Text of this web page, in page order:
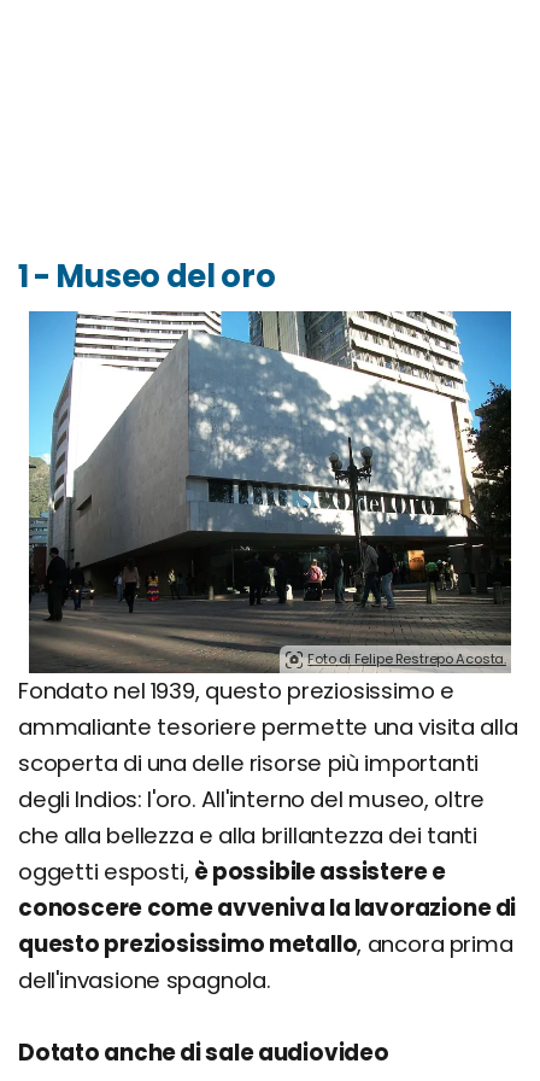
1 - Museo del oro
Foto di Felipe Restrepo Acosta.
Fondato nel 1939, questo preziosissimo e
ammaliante tesoriere permette una visita alla
scoperta di una delle risorse più importanti
degli Indios: l'oro. All'interno del museo, oltre
che alla bellezza e alla brillantezza dei tanti
oggetti esposti, è possibile assistere e
conoscere come avveniva la lavorazione di
questo preziosissimo metallo, ancora prima
dell'invasione spagnola.
Dotato anche di sale audiovideo